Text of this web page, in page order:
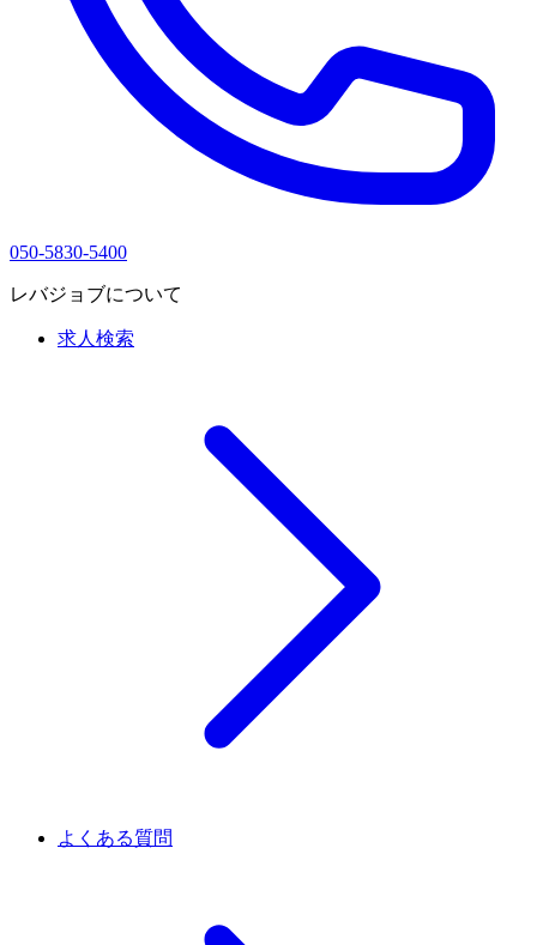
050-5830-5400
レバジョブについて
求人検索
よくある質問